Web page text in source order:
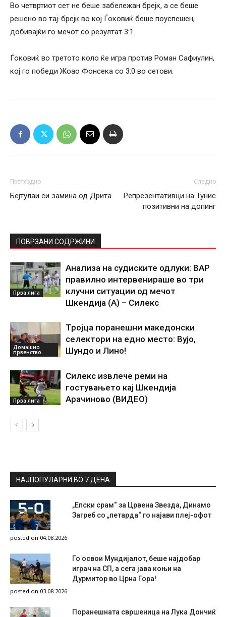
Во четвртиот сет не беше забележан брејк, а се беше
решено во тај-брејк во кој Ѓоковиќ беше поуспешен,
добивајќи го мечот со резултат 3:1.
Ѓоковиќ во третото коло ќе игра против Роман Сафиулин,
кој го победи Жоао Фонсека со 3:0 во сетови.
Претходно
Бејтулаи си замина од Дрита
Следно
Репрезентативци на Тунис
позитивни на допинг
ПОВРЗАНИ СОДРЖИНИ
Прва лига
Анализа на судиските одлуки: ВАР
правилно интервенираше во три
клучни ситуации од мечот
Шкендија (А) – Силекс
Домашно
првенство
Тројца поранешни македонски
селектори на едно место: Вујо,
Шундо и Лино!
Прва лига
Силекс извлече реми на
гостувањето кај Шкендија
Арачиново (ВИДЕО)
НАЈПОПУЛАРНИ ВО 7 ДЕНА
„Епски срам“ за Црвена Звезда, Динамо
Загреб со „петарда“ го најави плеј-офот
posted on 04.08.2026
Го освои Мундијалот, беше најдобар
играч на СП, а сега јава коњи на
Дурмитор во Црна Гора!
posted on 03.08.2026
Поранешната свршеница на Лука Дончиќ